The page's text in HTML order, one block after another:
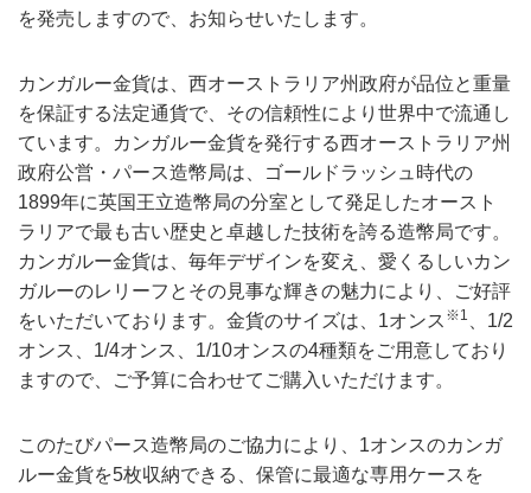
を発売しますので、お知らせいたします。
カンガルー金貨は、西オーストラリア州政府が品位と重量
を保証する法定通貨で、その信頼性により世界中で流通し
ています。カンガルー金貨を発行する西オーストラリア州
政府公営・パース造幣局は、ゴールドラッシュ時代の
1899年に英国王立造幣局の分室として発足したオースト
ラリアで最も古い歴史と卓越した技術を誇る造幣局です。
カンガルー金貨は、毎年デザインを変え、愛くるしいカン
ガルーのレリーフとその見事な輝きの魅力により、ご好評
をいただいております。金貨のサイズは、1オンス ※1
、1/2
オンス、1/4オンス、1/10オンスの4種類をご用意しており
ますので、ご予算に合わせてご購入いただけます。
このたびパース造幣局のご協力により、1オンスのカンガ
ルー金貨を5枚収納できる、保管に最適な専用ケースを